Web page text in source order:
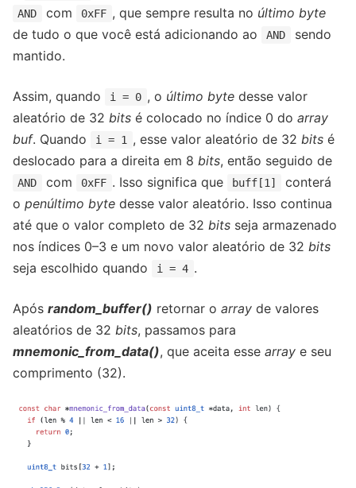
AND com 0xFF , que sempre resulta no último byte
de tudo o que você está adicionando ao
AND
sendo
mantido.
Assim, quando i = 0 , o último bytedesse valor
aleatório de 32 bits é colocado no índice 0 do array
buf. Quando i = 1 , esse valor aleatório de 32 bitsé
deslocado para a direita em 8 bits, então seguido de
AND com 0xFF . Isso significa que buff[1]
conterá
o penúltimo byte desse valor aleatório. Isso continua
até que o valor completo de 32 bits seja armazenado
nos índices 0–3 e um novo valor aleatório de 32 bits
seja escolhido quando
i = 4 .
Após random_buffer() retornar o array de valores
aleatórios de 32 bits, passamos para
mnemonic_from_data(), que aceita esse array e seu
comprimento (32).